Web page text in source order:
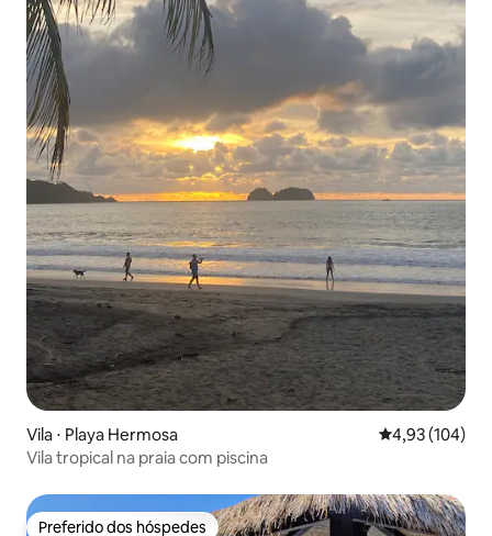
Vila ⋅ Playa Hermosa 4,93 de uma
4,93 (104)
Vila tropical na praia com piscina
Preferido dos hóspedes